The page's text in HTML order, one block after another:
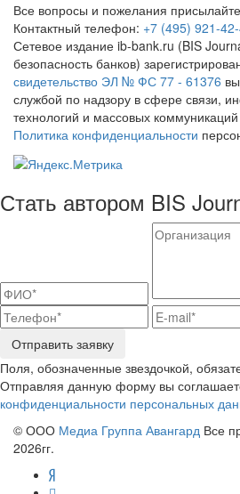
Все вопросы и пожелания
Контактный телефон: +7 (495) 921-
Сетевое издание ib-bank.ru (BIS
безопасность банков)
свидетельство ЭЛ № ФС 77 - 61376
службой по надзору в сфере связи,
технологий и массовых
Политика конфиденциальности
Стать автором BIS
Отправить заявку
Поля, обозначенные звездочкой,
Отправляя данную форму вы
конфиденциальности персональных
© ООО Медиа Группа Авангард Все
2026гг.